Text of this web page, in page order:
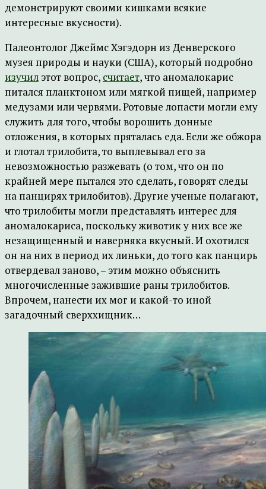
демонстрируют своими кишками всякие
интересные вкусности).
Палеонтолог Джеймс Хэгэдорн из Денверского
музея природы и науки (США), который подробно
изучил этот вопрос, считает, что аномалокарис
питался планктоном или мягкой пищей, например
медузами или червями. Ротовые лопасти могли ему
служить для того, чтобы ворошить донные
отложения, в которых пряталась еда. Если же обжора
и глотал трилобита, то выплевывал его за
невозможностью разжевать (о том, что он по
крайней мере пытался это сделать, говорят следы
на панцирях трилобитов). Другие ученые полагают,
что трилобиты могли представлять интерес для
аномалокариса, поскольку животик у них все же
незащищенный и наверняка вкусный. И охотился
он на них в период их линьки, до того как панцирь
отвердевал заново, – этим можно объяснить
многочисленные зажившие раны трилобитов.
Впрочем, нанести их мог и какой-то иной
загадочный сверххищник…